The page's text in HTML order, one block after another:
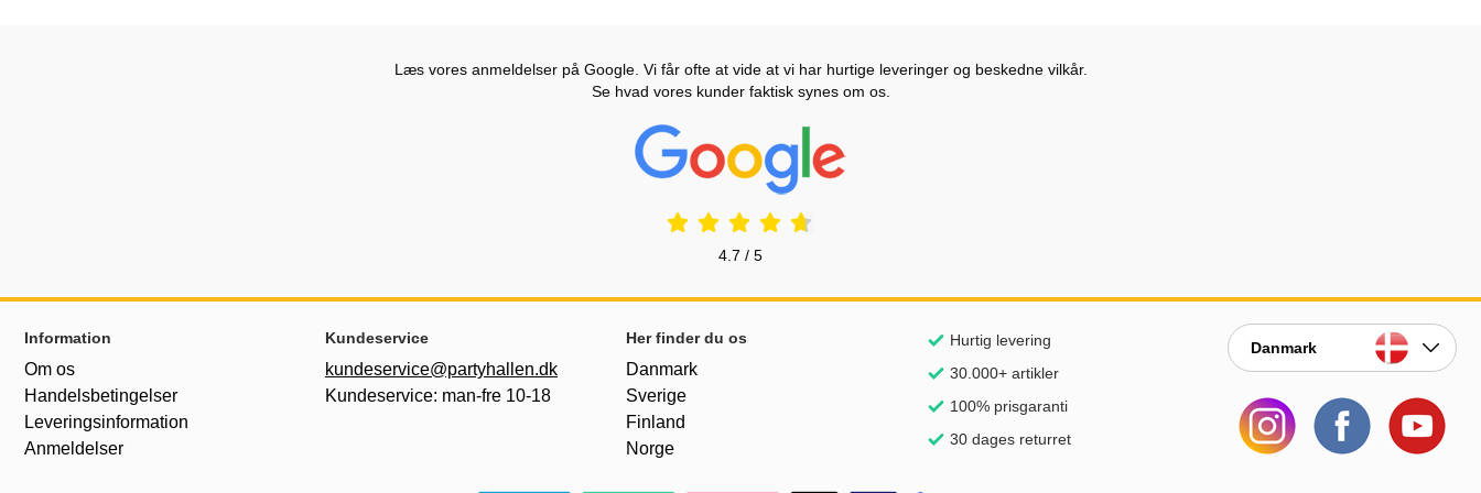
Læs vores anmeldelser på Google. Vi får ofte at vide at vi har hurtige leveringer og beskedne vilkår.
Se hvad vores kunder faktisk synes om os.
Prisjakt Anmeldelser: 4.7 Stjerne
4.7 / 5
Sidefodsinhold Blandet info og links
Information
Om os
Handelsbetingelser
Leveringsinformation
Anmeldelser
Kundeservice
kundeservice@partyhallen.dk
Kundeservice: man-fre 10-18
Her finder du os
Danmark
Sverige
Finland
Norge
Hurtig levering
30.000+ artikler
100% prisgaranti
30 dages returret
Danmark